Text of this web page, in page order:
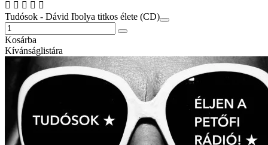
Tudósok - Dávid Ibolya titkos élete (CD)
Kosárba
Kívánságlistára